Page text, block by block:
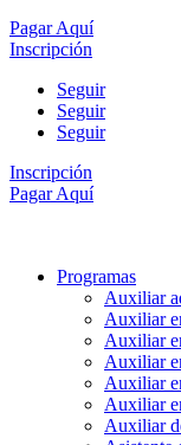
Pagar Aquí
Inscripción
Seguir
Seguir
Seguir
Inscripción
Pagar Aquí
Programas
Auxiliar
Auxiliar
Auxiliar
Auxiliar
Auxiliar
Auxiliar
Auxiliar